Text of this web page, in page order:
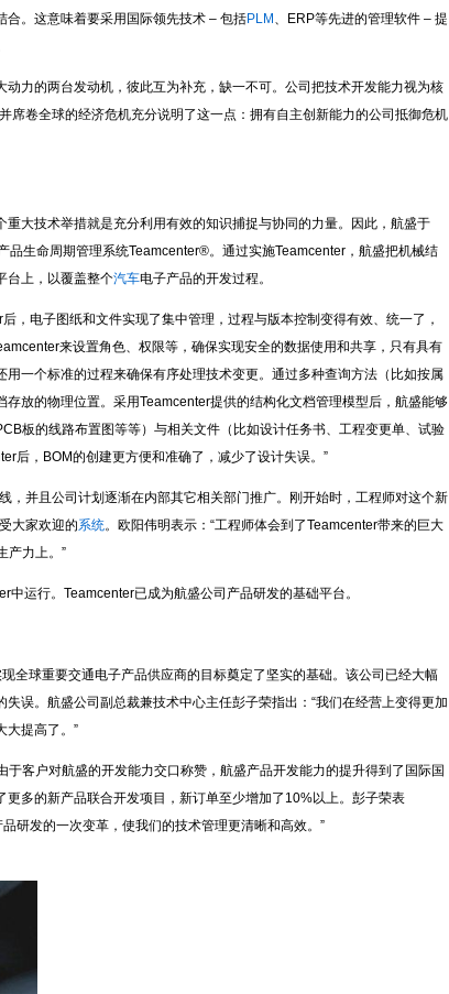
。这意味着要采用国际领先技术 – 包括PLM 、ERP等先进的管理软件 – 提
力的两台发动机，彼此互为补充，缺一不可。公司把技术开发能力视为核
席卷全球的经济危机充分说明了这一点：拥有自主创新能力的公司抵御危机
大技术举措就是充分利用有效的知识捕捉与协同的力量。因此，航盛于
品生命周期管理系统Teamcenter®。通过实施Teamcenter，航盛把机械结
台上，以覆盖整个汽车电子产品的开发过程。
，电子图纸和文件实现了集中管理，过程与版本控制变得有效、统一了，
来设置角色、权限等，确保实现安全的数据使用和共享，只有具有
一个标准的过程来确保有序处理技术变更。通过多种查询方法（比如按属
放的物理位置。采用Teamcenter提供的结构化文档管理模型后，航盛能够
板的线路布置图等等）与相关文件（比如设计任务书、工程变更单、试验
后，BOM的创建更方便和准确了，减少了设计失误。”
，并且公司计划逐渐在内部其它相关部门推广。刚开始时，工程师对这个新
大家欢迎的系统。欧阳伟明表示：“工程师体会到了Teamcenter带来的巨大
产力上。”
运行。Teamcenter已成为航盛公司产品研发的基础平台。
全球重要交通电子产品供应商的目标奠定了坚实的基础。该公司已经大幅
误。航盛公司副总裁兼技术中心主任彭子荣指出：“我们在经营上变得更加
大提高了。”
客户对航盛的开发能力交口称赞，航盛产品开发能力的提升得到了国际国
多的新产品联合开发项目，新订单至少增加了10%以上。彭子荣表
研发的一次变革，使我们的技术管理更清晰和高效。”